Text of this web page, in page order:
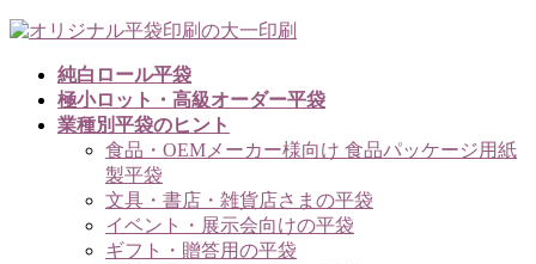
コ
ナ
純白ロール平袋
極小ロット・高級オーダー平袋
業種別平袋のヒント
食品・OEMメーカー様向け 食品パッケージ用紙
製平袋
文具・書店・雑貨店さまの平袋
イベント・展示会向けの平袋
ギフト・贈答用の平袋